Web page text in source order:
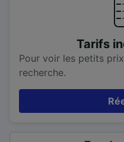
Tarifs
Pour voir les petits
recherche.